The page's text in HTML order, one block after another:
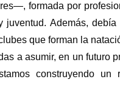
formada por
Además,
que forman la
a asumir, en un futuro
construyendo un